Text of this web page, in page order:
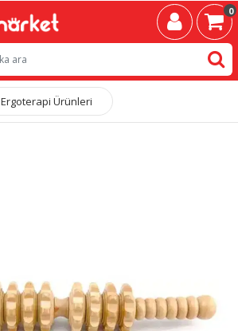
0
Ergoterapi Ürünleri